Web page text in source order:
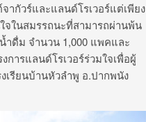
กัวร์และแลนด์โรเวอร์แต่เพียง
จในสมรรถนะที่สามารถผ่านพ้น
ำดื่ม จำนวน 1,000 แพคและ
ารแลนด์โรเวอร์ร่วมใจเพื่อผู้
เรียนบ้านหัวลำพู อ.ปากพนัง